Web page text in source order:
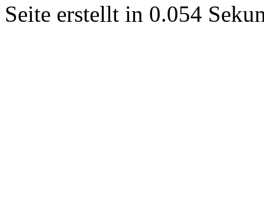
Seite erstellt in 0.054